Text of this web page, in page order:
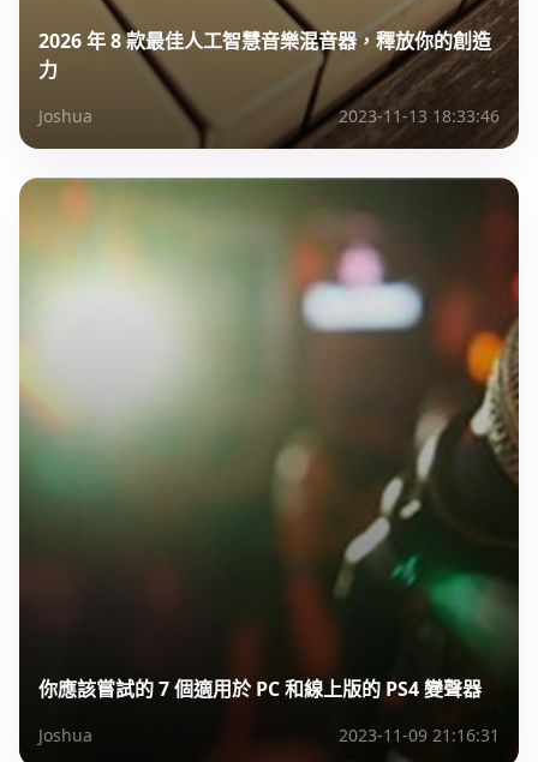
2026 年 8 款最佳人工智慧音樂混音器，釋放你的創造
力
Joshua 2023-11-13 18:33:46
你應該嘗試的 7 個適用於 PC 和線上版的 PS4 變聲器
Joshua 2023-11-09 21:16:31